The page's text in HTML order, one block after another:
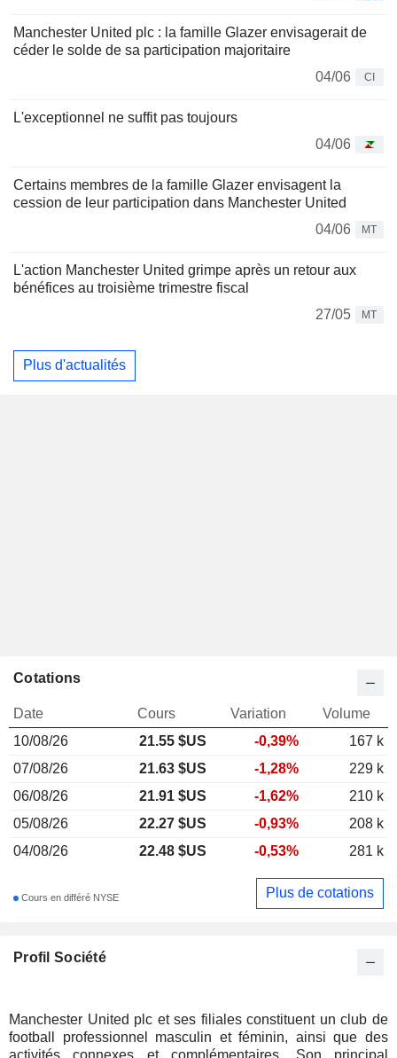
Manchester United plc : la famille Glazer envisagerait de
céder le solde de sa participation majoritaire
04/06
CI
L'exceptionnel ne suffit pas toujours
04/06
Certains membres de la famille Glazer envisagent la
cession de leur participation dans Manchester United
04/06
MT
L'action Manchester United grimpe après un retour aux
bénéfices au troisième trimestre fiscal
27/05
MT
Plus d'actualités
Profil Société
Manchester United plc et ses filiales constituent un club de
football professionnel masculin et féminin, ainsi que des
activités connexes et complémentaires. Son principal
Cotations
Date Cours Variation
Volume
10/08/26
21.55 $US -0,39%
167 k
07/08/26
21.63 $US -1,28%
229 k
06/08/26
21.91 $US -1,62%
210 k
05/08/26
22.27 $US -0,93%
208 k
04/08/26
22.48 $US -0,53% 281 k
Cours en différé NYSE Plus de cotations